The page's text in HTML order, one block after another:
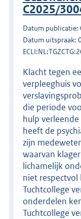
C2025/
Datum
Datum uitspraak:
Klacht tegen
verpleeghuis
die periode
hulp
heeft de
zijn
waarvan
lichamelijk
niet
Tuchtcollege
onderdelen
Tuchtcollege